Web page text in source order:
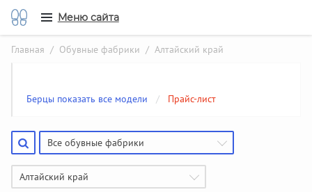
Меню сайта
Главная / Обувные фабрики / Алтайский край
Берцы показать все модели / Прайс-лист
Все обувные фабрики
Алтайский край